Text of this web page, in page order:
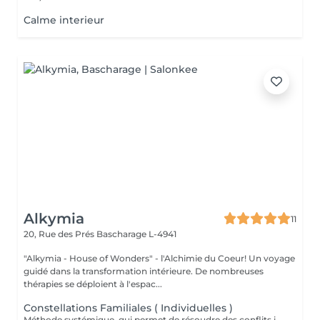
Calme interieur
Alkymia
11
20, Rue des Prés Bascharage L-4941
"Alkymia - House of Wonders" - l'Alchimie du Coeur! Un voyage
guidé dans la transformation intérieure. De nombreuses
thérapies se déploient à l'espac...
Constellations Familiales ( Individuelles )